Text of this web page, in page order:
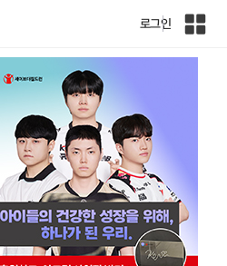
로그인
인